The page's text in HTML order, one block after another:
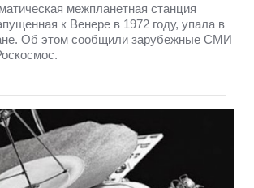
межпланетная станция
к Венере в 1972 году, упала в
Об этом сообщили зарубежные СМИ